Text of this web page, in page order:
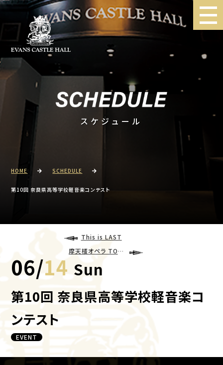
スケジュール
HOME SCHEDULE
第10回 奈良県高等学校軽音楽コンテスト
06/14 Sun
第10回 奈良県高等学校軽音楽コ
ンテスト
EVENT
This is LAST
摩天楼オペラ TOURʼ26 Cinematographe